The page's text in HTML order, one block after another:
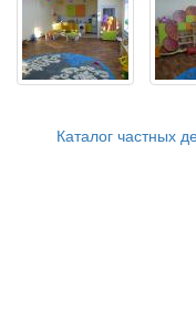
Каталог частных